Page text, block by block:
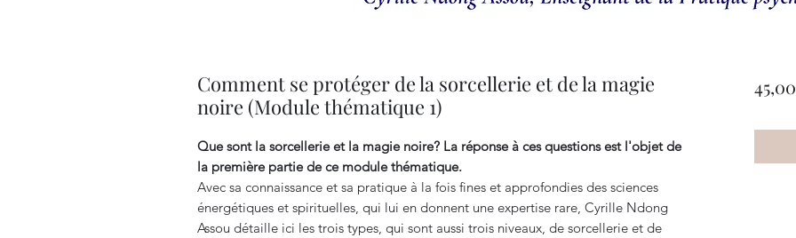
Comment se protéger de la sorcellerie et de la magie
noire (Module thématique 1)
Que sont la sorcellerie et la magie noire? La réponse à ces questions est l'objet de
la première partie de ce module thématique.
Avec sa connaissance et sa pratique à la fois fines et approfondies des sciences
énergétiques et spirituelles, qui lui en donnent une expertise rare, Cyrille Ndong
Assou détaille ici les trois types, qui sont aussi trois niveaux, de sorcellerie et de